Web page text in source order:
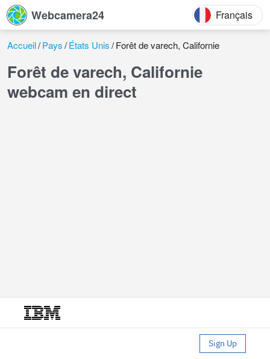
Webcamera24 Français
Accueil Pays États Unis Forêt de varech, Californie
Forêt de varech, Californie
webcam en direct